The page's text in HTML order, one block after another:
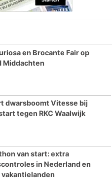
en Brocante Fair op
Middachten
dwarsboomt Vitesse bij
tegen RKC Waalwijk
van start: extra
in Nederland en